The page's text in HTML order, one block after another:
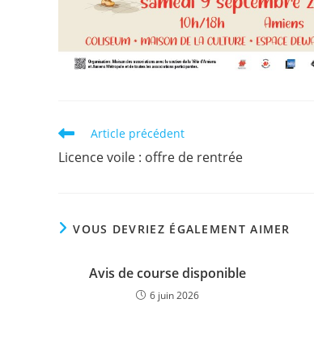
Read
articles
Article précédent
Licence voile : offre de rentrée
VOUS DEVRIEZ ÉGALEMENT AIMER
Avis de course disponible
6 juin 2026